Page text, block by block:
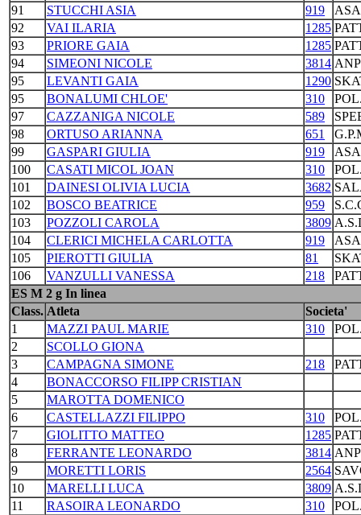
91
STUCCHI ASIA 919
ASA
92
VAI ILARIA 1285
93
PRIORE GAIA 1285
94
SIMEONI NICOLE 3814
95
LEVANTI GAIA 1290
95
BONALUMI CHLOE' 310
97
CAZZANIGA NICOLE 589
98
ORTUSO ARIANNA 651
99
GASPARI GIULIA 919
ASA
100
CASATI MICOL JOAN 310
101
DAINESI OLIVIA LUCIA 3682
102
BOSCO BEATRICE 959
103
POZZOLI CAROLA 3809
104
CLERICI MICHELA CARLOTTA 919
ASA
105
PIEROTTI GIULIA 81
106
VANZULLI VANESSA 218
ES M 2 g In linea
Class. Atleta
Societa'
1
MAZZI PAUL MARIE 310
2
SCOLLO GIONA
3
CAMPAGNA SIMONE 218
4
BONACCORSO FILIPP CRISTIAN
5
MAROTTA DOMENICO
6
CASTELLAZZI FILIPPO 310
7
GIOLITTO MATTEO 1285
8
FERRANTE LEONARDO 3814
9
MORETTI LORIS 2564
10
MARELLI LUCA 3809
11
RASOIRA LEONARDO 310